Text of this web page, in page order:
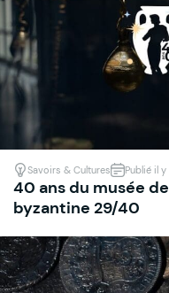
Savoirs & Cultures Publié il y
40 ans du musée
byzantine 29/40